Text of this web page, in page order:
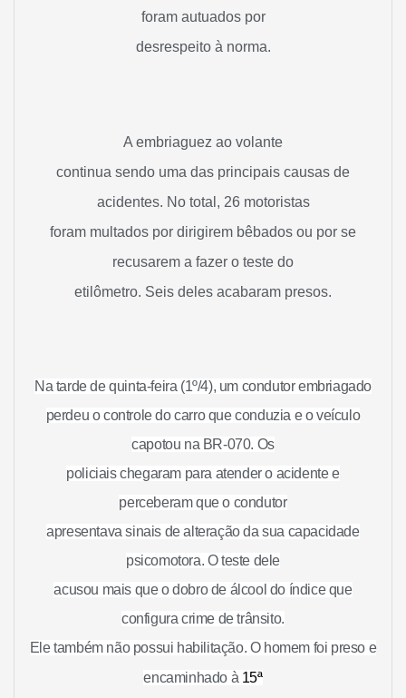
foram autuados por
desrespeito à norma.
A embriaguez ao volante
continua sendo uma das principais causas de
acidentes. No total, 26 motoristas
foram multados por dirigirem bêbados ou por se
recusarem a fazer o teste do
etilômetro. Seis deles acabaram presos.
Na tarde de quinta-feira (1º/4), um condutor embriagado
perdeu o controle do carro que conduzia e o veículo
capotou na BR-070. Os
policiais chegaram para atender o acidente e
perceberam que o condutor
apresentava sinais de alteração da sua capacidade
psicomotora. O teste dele
acusou mais que o dobro de álcool do índice que
configura crime de trânsito.
Ele também não possui habilitação. O homem foi preso e
encaminhado à 15ª